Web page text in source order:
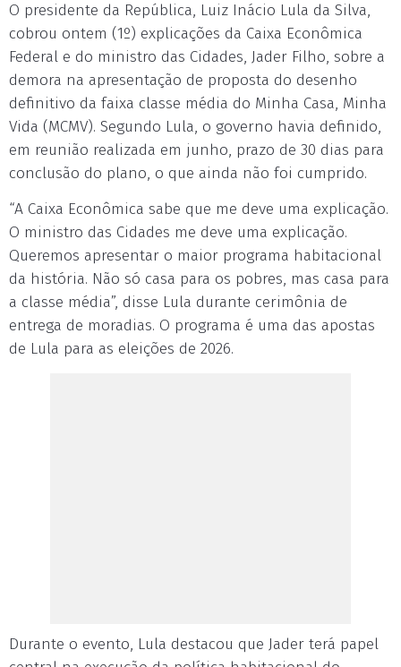
O presidente da República, Luiz Inácio Lula da Silva,
cobrou ontem (1º) explicações da Caixa Econômica
Federal e do ministro das Cidades, Jader Filho, sobre a
demora na apresentação de proposta do desenho
definitivo da faixa classe média do Minha Casa, Minha
Vida (MCMV). Segundo Lula, o governo havia definido,
em reunião realizada em junho, prazo de 30 dias para
conclusão do plano, o que ainda não foi cumprido.
“A Caixa Econômica sabe que me deve uma explicação.
O ministro das Cidades me deve uma explicação.
Queremos apresentar o maior programa habitacional
da história. Não só casa para os pobres, mas casa para
a classe média”, disse Lula durante cerimônia de
entrega de moradias. O programa é uma das apostas
de Lula para as eleições de 2026.
Durante o evento, Lula destacou que Jader terá papel